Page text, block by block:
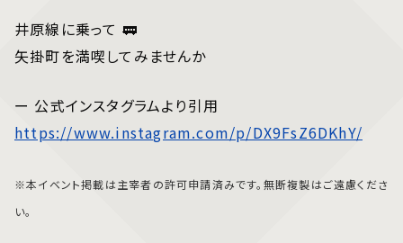
井原線に乗って 🚃
矢掛町を満喫してみませんか
ー 公式インスタグラムより引用
https://www.instagram.com/p/DX9FsZ6DKhY/
※本イベント掲載は主宰者の許可申請済みです。無断複製はご遠慮くださ
い。